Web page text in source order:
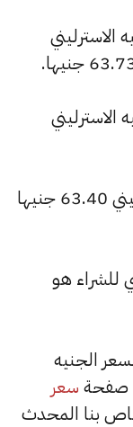
الاسترليني
بنك HSBC: سجل سعر الجنيه الاسترليني 63.40 جنيها
للشراء هو
لسعر الجنيه
صفحةسعر
بنا المحدث